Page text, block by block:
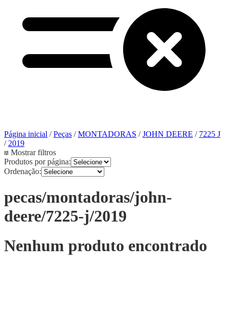
Página inicial /Peças /MONTADORAS /JOHN DEERE / 7225 J
/2019
Mostrar filtros
Produtos por página:
Ordenação:
pecas/montadoras/john-
deere/7225-j/2019
Nenhum produto encontrado